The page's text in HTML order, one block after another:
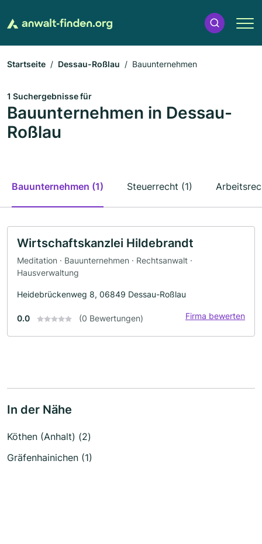
Startseite Dessau-Roßlau Bauunternehmen
1 Suchergebnisse für
Bauunternehmen in Dessau-
Roßlau
Bauunternehmen (1) Steuerrecht (1)
Wirtschaftskanzlei Hildebrandt
Meditation · Bauunternehmen · Rechtsanwalt ·
Hausverwaltung
Heidebrückenweg 8, 06849 Dessau-Roßlau
0.0 (0 Bewertungen) Firma bewerten
In der Nähe
Köthen (Anhalt) (2)
Gräfenhainichen (1)